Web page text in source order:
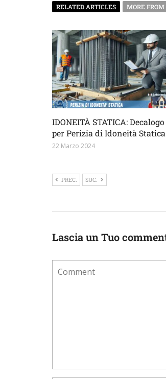
RELATED ARTICLES MORE
IDONEITÀ STATICA: Decalogo
per Perizia di Idoneità Statica
22 Marzo 2024
PREC. SUC.
Lascia un Tuo